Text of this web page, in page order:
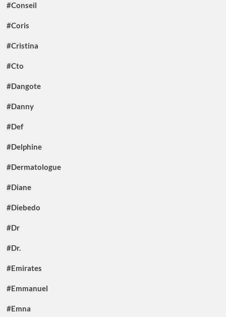
#Conseil
#Coris
#Cristina
#Cto
#Dangote
#Danny
#Def
#Delphine
#Dermatologue
#Diane
#Diebedo
#Dr
#Dr.
#Emirates
#Emmanuel
#Emna